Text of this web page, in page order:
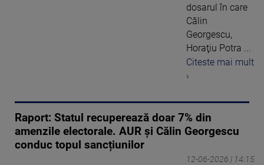
dosarul în care
Călin
Georgescu,
Horaţiu Potra ...
Citeste mai mult
›
Raport: Statul recuperează doar 7% din
amenzile electorale. AUR și Călin Georgescu
conduc topul sancțiunilor
12-06-2026 | 14:15